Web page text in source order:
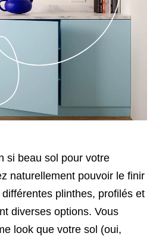
si beau sol pour votre
naturellement pouvoir le ﬁnir
plinthes, proﬁlés et
diverses options. Vous
look que votre sol (oui,